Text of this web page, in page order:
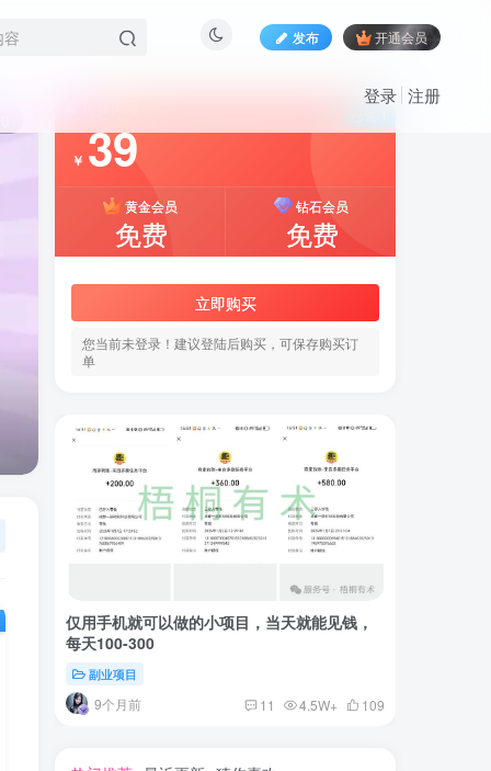
发布 开通会员
登录 注册
￥ 39
黄金会员
免费
钻石会员
免费
立即购买
您当前未登录！建议登陆后购买，可保存购买订
单
仅用手机就可以做的小项目，当天就能见钱，
每天100-300
副业项目
9个月前 11 4.5W+ 109